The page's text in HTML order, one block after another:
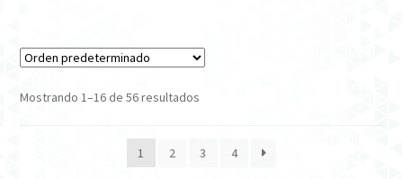
Mostrando 1–16 de 56 resultados
1 2 3 4